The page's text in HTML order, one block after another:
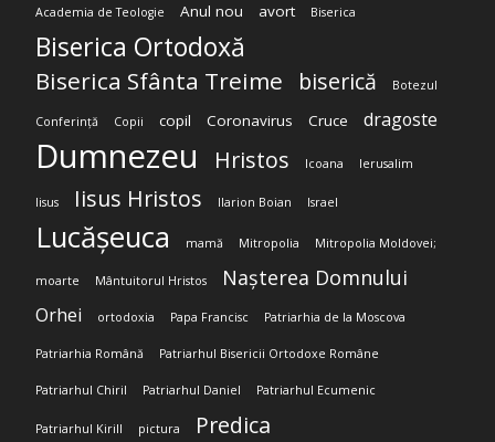
Academia de Teologie Anul nou avort Biserica
Biserica Ortodoxă
Biserica Sfânta Treime biserică Botezul
Conferință Copii copil Coronavirus Cruce dragoste
Dumnezeu Hristos Icoana Ierusalim
Iisus Iisus Hristos Ilarion Boian Israel
Lucășeuca mamă Mitropolia Mitropolia Moldovei;
moarte Mântuitorul Hristos Nașterea Domnului
Orhei ortodoxia Papa Francisc Patriarhia de la Moscova
Patriarhia Română Patriarhul Bisericii Ortodoxe Române
Patriarhul Chiril Patriarhul Daniel Patriarhul Ecumenic
Patriarhul Kirill pictura Predica